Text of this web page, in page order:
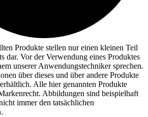
Produkte stellen nur einen kleinen Teil
dar. Vor der Verwendung eines Produktes
unserer Anwendungstechniker sprechen.
über dieses und über andere Produkte
Alle hier genannten Produkte
Abbildungen sind beispielhaft
immer den tatsächlichen